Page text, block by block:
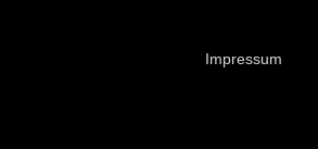
Impressum